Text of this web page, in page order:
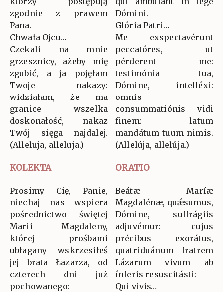
zgodnie z prawem
Pana.
Chwała Ojcu…
Czekali na mnie
grzesznicy, ażeby mię
zgubić, a ja pojęłam
Twoje nakazy:
widziałam, że ma
granice wszelka
doskonałość, nakaz
Twój sięga najdalej.
(Alleluja, alleluja.)
Dómini.
Glória Patri…
Me exspectavérunt
peccatóres, ut
pérderent me:
testimónia tua,
Dómine, intelléxi:
omnis
consummatiónis vidi
finem: latum
mandátum tuum nimis.
(Allelúja, allelúja.)
KOLEKTA ORATIO
Prosimy Cię, Panie,
niechaj nas wspiera
pośrednictwo świętej
Marii Magdaleny,
której prośbami
ubłagany wskrzesiłeś
jej brata Łazarza, od
czterech dni już
pochowanego:
Beátæ Maríæ
Magdalénæ, quǽsumus,
Dómine, suffrágiis
adjuvémur: cujus
précibus exorátus,
quatriduánum fratrem
Lázarum vivum ab
ínferis resuscitásti:
Qui vivis…